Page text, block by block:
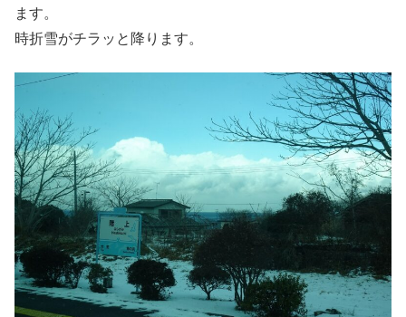
ます。
時折雪がチラッと降ります。